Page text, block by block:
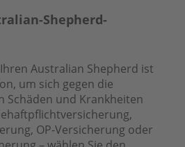
Shepherd-
Australian Shepherd ist
um sich gegen die
Schäden und Krankheiten
OP-Versicherung oder